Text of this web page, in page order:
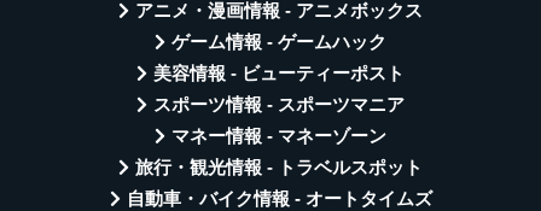
アニメ・漫画情報 - アニメボックス
ゲーム情報 - ゲームハック
美容情報 - ビューティーポスト
スポーツ情報 - スポーツマニア
マネー情報 - マネーゾーン
旅行・観光情報 - トラベルスポット
自動車・バイク情報 - オートタイムズ